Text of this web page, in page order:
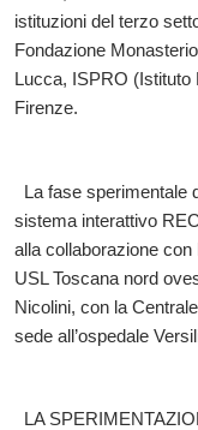
istituzioni del terzo
Fondazione
Lucca, ISPRO
Firenze.
La fase sperimentale
sistema interattivo
alla collaborazione con
USL Toscana nord
Nicolini, con la
sede all’ospedale
LA